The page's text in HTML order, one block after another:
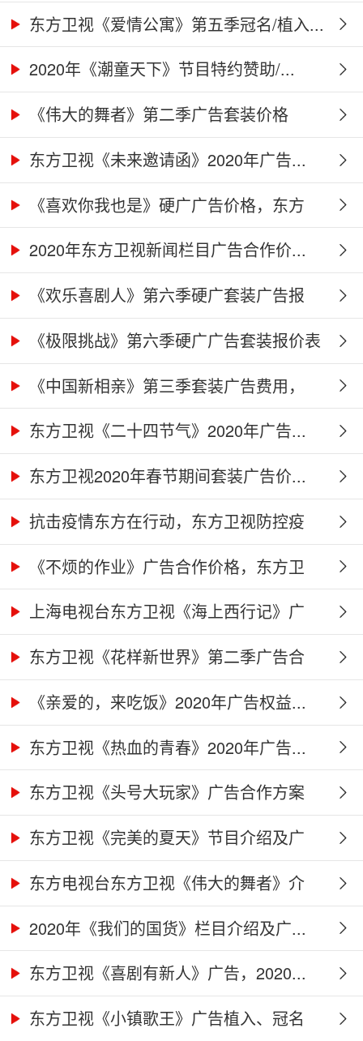
东方卫视《爱情公寓》第五季冠名/植入...
2020年《潮童天下》节目特约赞助/...
《伟大的舞者》第二季广告套装价格
（硬...
东方卫视《未来邀请函》2020年广告...
《喜欢你我也是》硬广广告价格，东方
卫...2020年东方卫视新闻栏目广告合作价...
《欢乐喜剧人》第六季硬广套装广告报
价...《极限挑战》第六季硬广广告套装报价表
《中国新相亲》第三季套装广告费用，
东...东方卫视《二十四节气》2020年广告...
东方卫视2020年春节期间套装广告价...
抗击疫情东方在行动，东方卫视防控疫
情...《不烦的作业》广告合作价格，东方卫
视...上海电视台东方卫视《海上西行记》广
告...东方卫视《花样新世界》第二季广告合
作...《亲爱的，来吃饭》2020年广告权益...
东方卫视《热血的青春》2020年广告...
东方卫视《头号大玩家》广告合作方案
东方卫视《完美的夏天》节目介绍及广
告...东方电视台东方卫视《伟大的舞者》介
绍...2020年《我们的国货》栏目介绍及广...
东方卫视《喜剧有新人》广告，2020...
东方卫视《小镇歌王》广告植入、冠名